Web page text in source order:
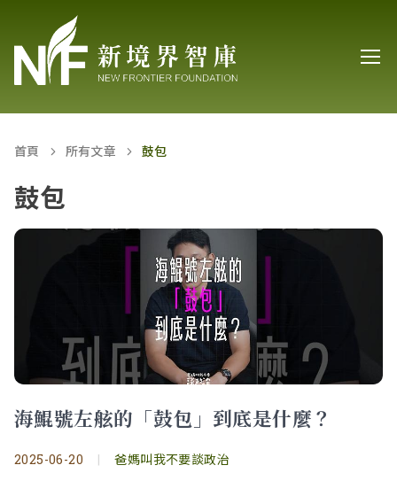
首頁 所有文章 鼓包
鼓包
海鯤號左舷的「鼓包」到底是什麼？
2025-06-20 | 爸媽叫我不要談政治